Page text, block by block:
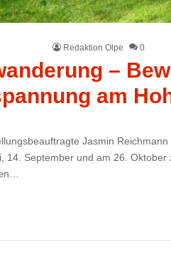
Redaktion Olpe 0
–
am
Jasmin
14. September und am 26. Oktober